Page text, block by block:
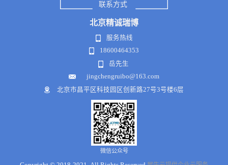
联系方式
北京精诚瑞博
服务热线
18600464353
岳先生
jingchengruibo@163.com
北京市昌平区科技园区创新路27号3号楼6层
微信公众号